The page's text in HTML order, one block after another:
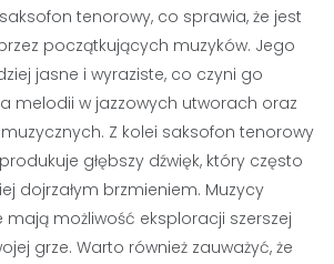
tenorowy, co sprawia, że jest
początkujących muzyków. Jego
jasne i wyraziste, co czyni go
melodii w jazzowych utworach oraz
Z kolei saksofon tenorowy
głębszy dźwięk, który często
dojrzałym brzmieniem. Muzycy
możliwość eksploracji szerszej
grze. Warto również zauważyć, że